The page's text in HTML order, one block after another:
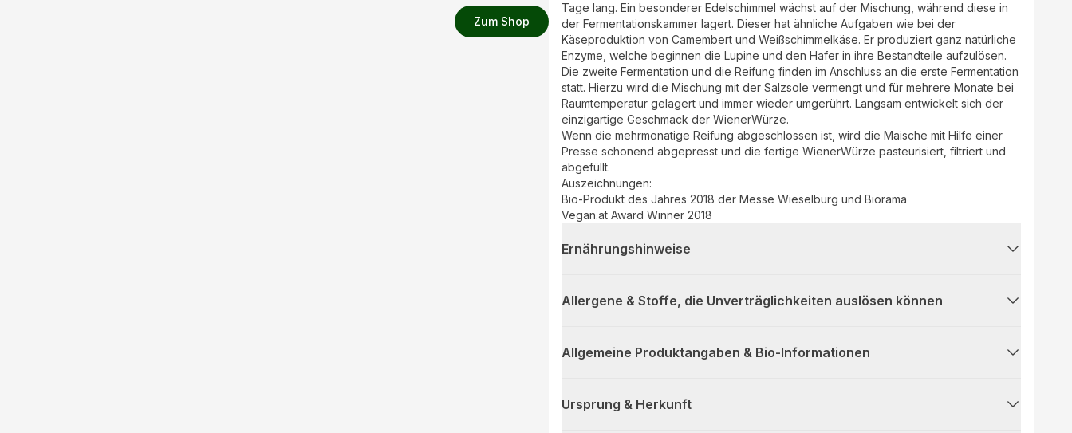
Zum Shop
Tage lang. Ein besonderer Edelschimmel wächst auf der Mischung, während diese in
der Fermentationskammer lagert. Dieser hat ähnliche Aufgaben wie bei der
Käseproduktion von Camembert und Weißschimmelkäse. Er produziert ganz natürliche
Enzyme, welche beginnen die Lupine und den Hafer in ihre Bestandteile aufzulösen.
Die zweite Fermentation und die Reifung finden im Anschluss an die erste Fermentation
statt. Hierzu wird die Mischung mit der Salzsole vermengt und für mehrere Monate bei
Raumtemperatur gelagert und immer wieder umgerührt. Langsam entwickelt sich der
einzigartige Geschmack der WienerWürze.
Wenn die mehrmonatige Reifung abgeschlossen ist, wird die Maische mit Hilfe einer
Presse schonend abgepresst und die fertige WienerWürze pasteurisiert, filtriert und
abgefüllt.
Auszeichnungen:
Bio-Produkt des Jahres 2018 der Messe Wieselburg und Biorama
Vegan.at Award Winner 2018
Ernährungshinweise
Allergene & Stoffe, die Unverträglichkeiten auslösen können
Allgemeine Produktangaben & Bio-Informationen
Ursprung & Herkunft